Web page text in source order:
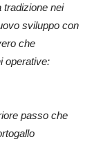
tradizione nei
sviluppo con
che
operative:
passo che